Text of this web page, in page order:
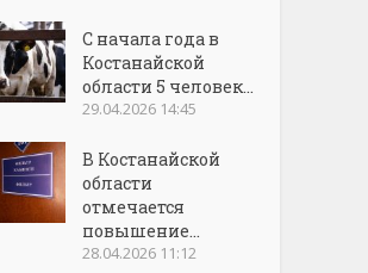
С начала года в
Костанайской
области 5 человек...
29.04.2026 14:45
В Костанайской
области
отмечается
повышение...
28.04.2026 11:12